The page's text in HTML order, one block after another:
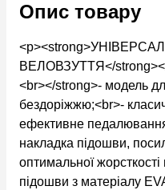
Опис товару
ВЕЛОВЗУТТЯ</strong></
<br></strong>- модель
бездоріжжю;<br>-
ефективне педалювання
накладка підошви,
оптимальної
підошви з матеріалу